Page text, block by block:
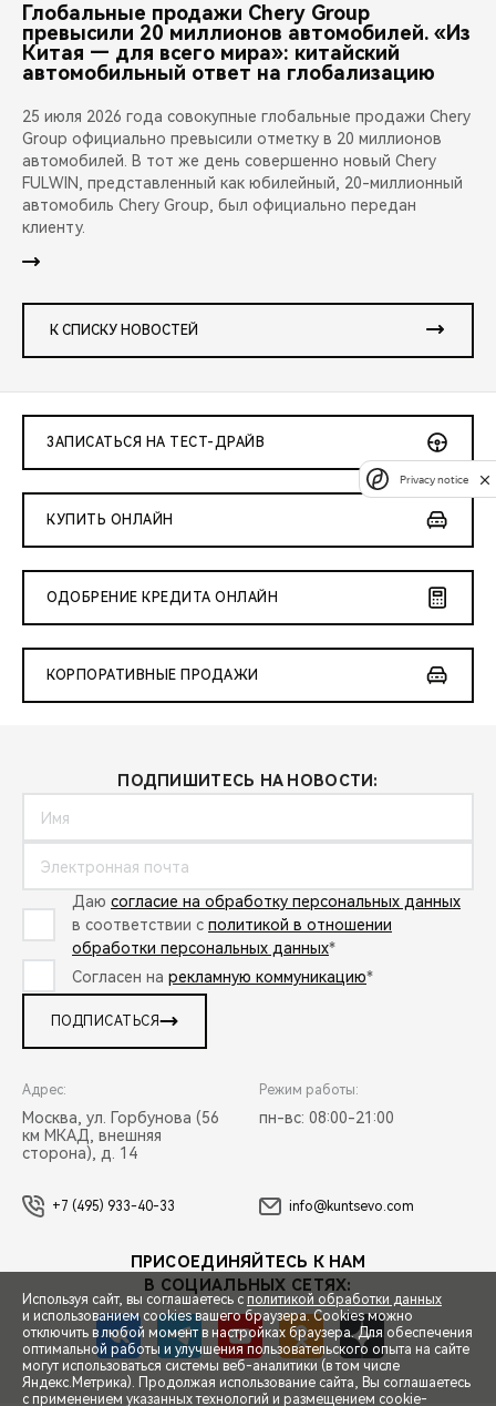
СПЕЦПРЕДЛОЖЕНИЯ
Глобальные продажи Chery Group
превысили 20 миллионов автомобилей. «Из
Китая — для всего мира»: китайский
автомобильный ответ на глобализацию
25 июля 2026 года совокупные глобальные продажи Chery
Group официально превысили отметку в 20 миллионов
автомобилей. В тот же день совершенно новый Chery
FULWIN, представленный как юбилейный, 20-миллионный
автомобиль Chery Group, был официально передан
клиенту.
К СПИСКУ НОВОСТЕЙ
ЗАПИСАТЬСЯ НА ТЕСТ-ДРАЙВ
КУПИТЬ ОНЛАЙН
ОДОБРЕНИЕ КРЕДИТА ОНЛАЙН
КОРПОРАТИВНЫЕ ПРОДАЖИ
ПОДПИШИТЕСЬ НА НОВОСТИ:
Даю согласие на обработку персональных данных
в соответствии с политикой в отношении
обработки персональных данных*
Согласен на рекламную коммуникацию*
ПОДПИСАТЬСЯ
Адрес:
Москва, ул. Горбунова (56
км МКАД, внешняя
сторона), д. 14
Режим работы:
пн-вс: 08:00-21:00
+7 (495) 933-40-33 info@kuntsevo.com
ПРИСОЕДИНЯЙТЕСЬ К НАМ
В СОЦИАЛЬНЫХ СЕТЯХ:
Используя сайт, вы соглашаетесь с политикой обработки данных
и использованием cookies вашего браузера. Cookies можно
отключить в любой момент в настройках браузера. Для обеспечения
оптимальной работы и улучшения пользовательского опыта на сайте
могут использоваться системы веб-аналитики (в том числе
Яндекс.Метрика). Продолжая использование сайта, Вы соглашаетесь
с применением указанных технологий и размещением cookie-
Privacy notice